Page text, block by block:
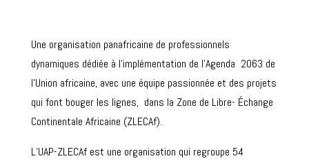
Une organisation panafricaine de professionnels
dynamiques dédiée à l’implémentation de l’Agenda 2063 de
l’Union africaine, avec une équipe passionnée et des projets
qui font bouger les lignes, dans la Zone de Libre- Échange
Continentale Africaine (ZLECAf).
L’UAP-ZLECAf est une organisation qui regroupe 54